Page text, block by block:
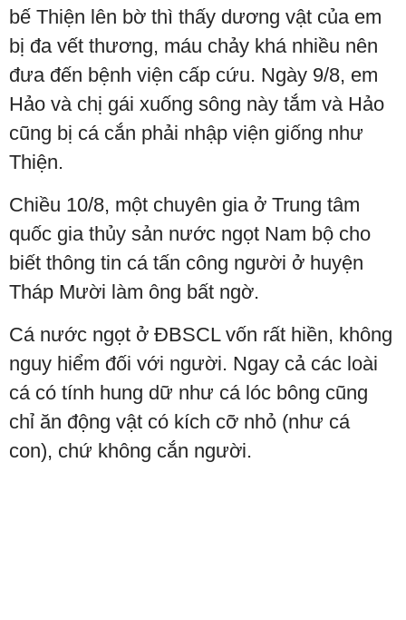
bế Thiện lên bờ thì thấy dương vật của em
bị đa vết thương, máu chảy khá nhiều nên
đưa đến bệnh viện cấp cứu. Ngày 9/8, em
Hảo và chị gái xuống sông này tắm và Hảo
cũng bị cá cắn phải nhập viện giống như
Thiện.
Chiều 10/8, một chuyên gia ở Trung tâm
quốc gia thủy sản nước ngọt Nam bộ cho
biết thông tin cá tấn công người ở huyện
Tháp Mười làm ông bất ngờ.
Cá nước ngọt ở ĐBSCL vốn rất hiền, không
nguy hiểm đối với người. Ngay cả các loài
cá có tính hung dữ như cá lóc bông cũng
chỉ ăn động vật có kích cỡ nhỏ (như cá
con), chứ không cắn người.